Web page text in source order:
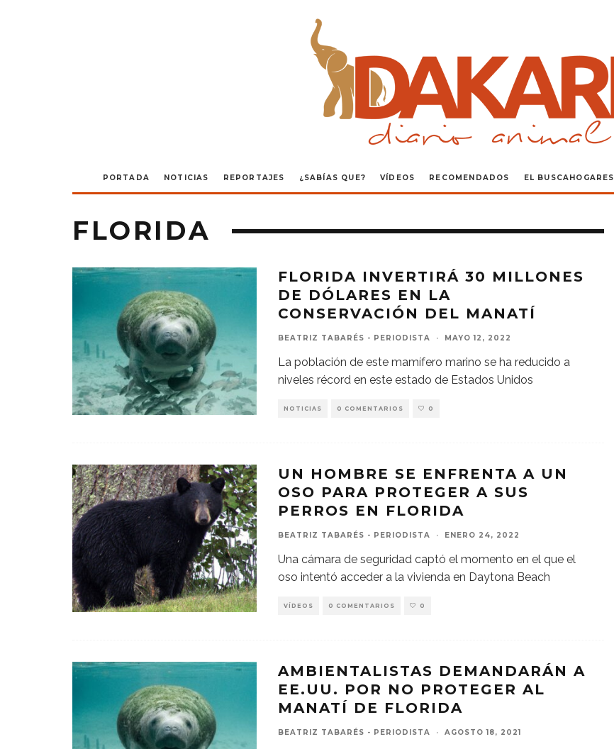
PORTADA NOTICIAS REPORTAJES ¿SABÍAS QUE? VÍDEOS RECOMENDADOS EL BUSCAHOGARES
FLORIDA
FLORIDA INVERTIRÁ 30 MILLONES
DE DÓLARES EN LA
CONSERVACIÓN DEL MANATÍ
BEATRIZ TABARÉS - PERIODISTA · MAYO 12, 2022
La población de este mamífero marino se ha reducido a
niveles récord en este estado de Estados Unidos
NOTICIAS 0 COMENTARIOS 0
UN HOMBRE SE ENFRENTA A UN
OSO PARA PROTEGER A SUS
PERROS EN FLORIDA
BEATRIZ TABARÉS - PERIODISTA · ENERO 24, 2022
Una cámara de seguridad captó el momento en el que el
oso intentó acceder a la vivienda en Daytona Beach
VÍDEOS 0 COMENTARIOS 0
AMBIENTALISTAS DEMANDARÁN A
EE.UU. POR NO PROTEGER AL
MANATÍ DE FLORIDA
BEATRIZ TABARÉS - PERIODISTA · AGOSTO 18, 2021